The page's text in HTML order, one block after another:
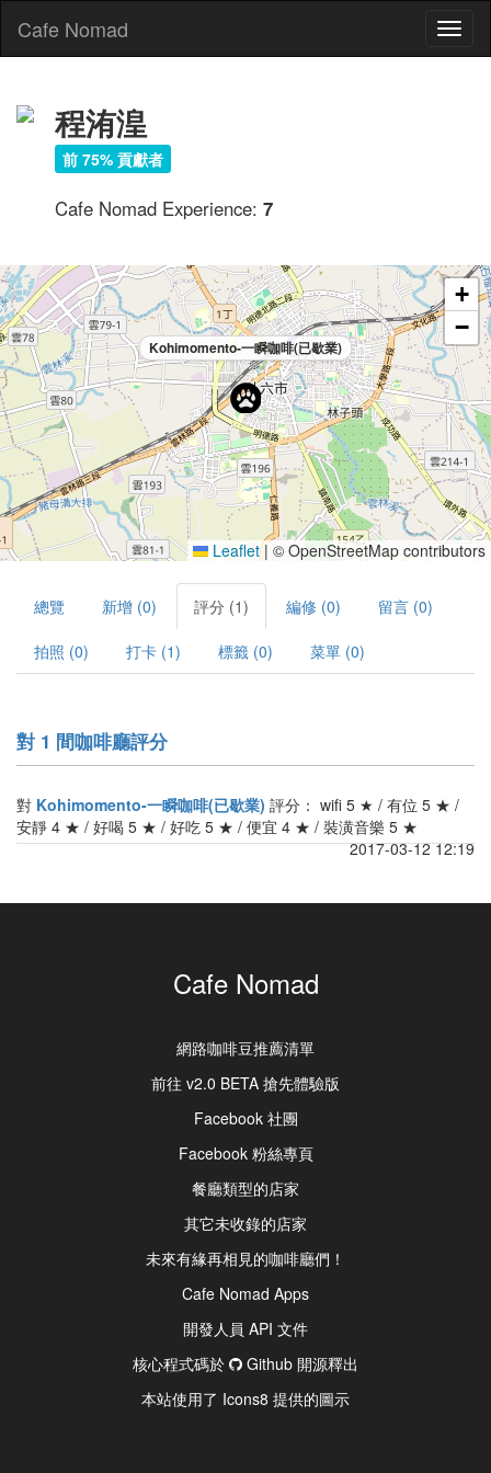
Cafe Nomad
程洧湟
前 75% 貢獻者
Cafe Nomad Experience: 7
Kohimomento-一瞬咖啡(已歇業)
+
−
Leaflet |© OpenStreetMap contributors
總覽 新增 (0) 評分 (1) 編修 (0) 留言 (0)
拍照 (0) 打卡 (1) 標籤 (0) 菜單 (0)
對 1 間咖啡廳評分
對 Kohimomento-一瞬咖啡(已歇業) 評分： wifi 5 ★ / 有位 5 ★ /
安靜 4 ★ / 好喝 5 ★ / 好吃 5 ★ / 便宜 4 ★ / 裝潢音樂 5 ★
2017-03-12 12:19
Cafe Nomad
網路咖啡豆推薦清單
前往 v2.0 BETA 搶先體驗版
Facebook 社團
Facebook 粉絲專頁
餐廳類型的店家
其它未收錄的店家
未來有緣再相見的咖啡廳們！
Cafe Nomad Apps
開發人員 API 文件
核心程式碼於
Github 開源釋出
本站使用了 Icons8 提供的圖示